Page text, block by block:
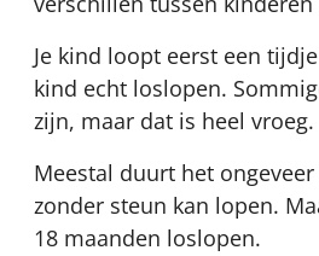
Je kind loopt eerst een
kind echt loslopen.
zijn, maar dat is heel vroeg.
Meestal duurt het
zonder steun kan lopen.
18 maanden loslopen.